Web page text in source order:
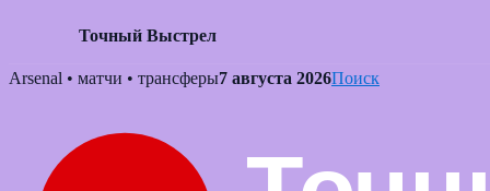
Точный Выстрел
Skip
Arsenal • матчи • трансферы7 августа 2026Поиск